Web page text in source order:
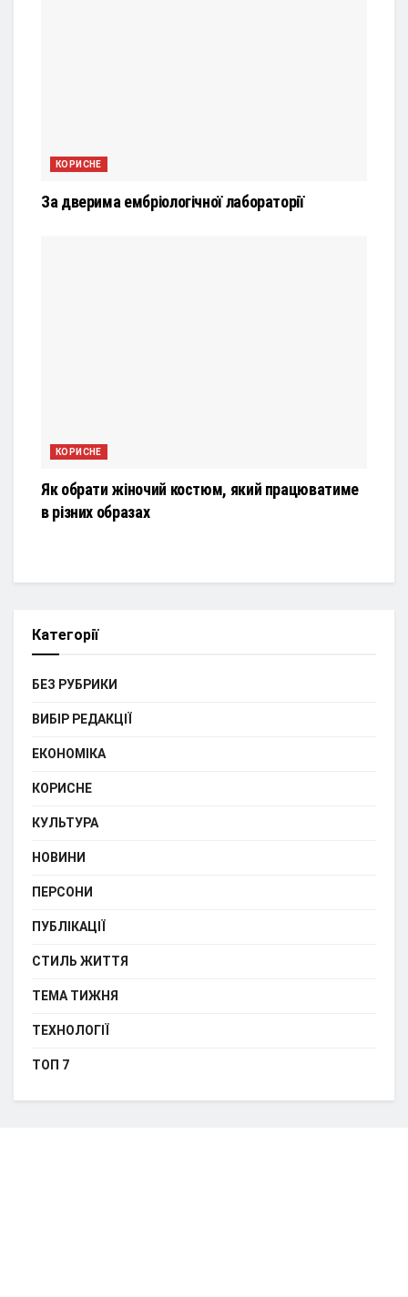
КОРИСНЕ
За дверима ембріологічної лабораторії
КОРИСНЕ
Як обрати жіночий костюм, який працюватиме
в різних образах
Категорії
БЕЗ РУБРИКИ
ВИБІР РЕДАКЦІЇ
ЕКОНОМІКА
КОРИСНЕ
КУЛЬТУРА
НОВИНИ
ПЕРСОНИ
ПУБЛІКАЦІЇ
СТИЛЬ ЖИТТЯ
ТЕМА ТИЖНЯ
ТЕХНОЛОГІЇ
ТОП 7